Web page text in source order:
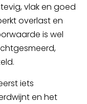
vlak en goed
overlast en
is wel
iets
en het